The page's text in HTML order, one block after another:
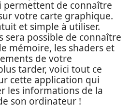
de connaître
votre carte graphique.
et simple à utiliser.
sera possible de connaître
mémoire, les shaders et
de votre
tarder, voici tout ce
cette application qui
les informations de la
son ordinateur !